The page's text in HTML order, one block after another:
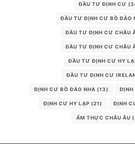
ĐẦU TƯ ĐỊNH CƯ
ĐẦU TƯ ĐỊNH CƯ BỒ ĐÀO
ĐẦU TƯ ĐỊNH CƯ CHÂU
ĐẦU TƯ ĐỊNH CƯ CHÂU
ĐẦU TƯ ĐỊNH CƯ HY
ĐẦU TƯ ĐỊNH CƯ
ĐỊNH CƯ BỒ ĐÀO NHA (13) ĐỊNH
ĐỊNH CƯ HY LẠP (21) ĐỊNH
ẨM THỰC CHÂU ÂU